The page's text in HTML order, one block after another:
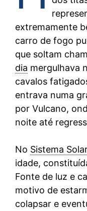
extremamente
carro de fogo
que soltam
dia mergulhava
cavalos
entrava numa
por Vulcano,
noite até
No Sistema
idade,
Fonte de luz e
motivo de
colapsar e